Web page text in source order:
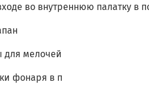
во внутреннюю палатку в
для мелочей
фонаря в п